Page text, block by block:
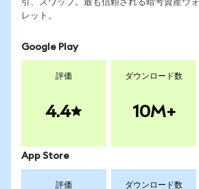
引、スワップ。最も信頼される暗号資産ウォ
レット。
Google Play
評価
4.4
ダウンロード数
10M+
App Store
評価 ダウンロード数